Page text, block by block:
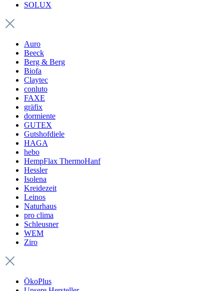
SOLUX
Auro
Beeck
Berg & Berg
Biofa
Claytec
conluto
FAXE
gräfix
dormiente
GUTEX
Gutshofdiele
HAGA
hebo
HempFlax ThermoHanf
Hessler
Isolena
Kreidezeit
Leinos
Naturhaus
pro clima
Schleusner
WEM
Ziro
ÖkoPlus